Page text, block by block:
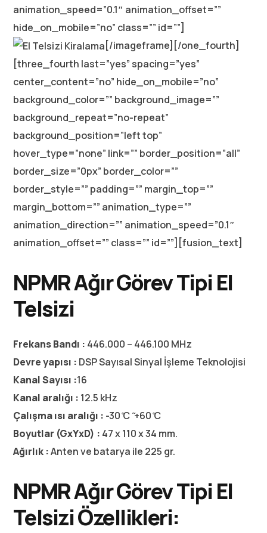
animation_speed=”0.1″ animation_offset=””
hide_on_mobile=”no” class=”” id=””]
[/imageframe][/one_fourth]
[three_fourth last=”yes” spacing=”yes”
center_content=”no” hide_on_mobile=”no”
background_color=”” background_image=””
background_repeat=”no-repeat”
background_position=”left top”
hover_type=”none” link=”” border_position=”all”
border_size=”0px” border_color=””
border_style=”” padding=”” margin_top=””
margin_bottom=”” animation_type=””
animation_direction=”” animation_speed=”0.1″
animation_offset=”” class=”” id=””][fusion_text]
NPMR Ağır Görev Tipi El
Telsizi
Frekans Bandı : 446.000 – 446.100 MHz
Devre yapısı : DSP Sayısal Sinyal İşleme Teknolojisi
Kanal Sayısı :16
Kanal aralığı : 12.5 kHz
Çalışma ısı aralığı : -30 ̊C ̃ +60 ̊C
Boyutlar (GxYxD) : 47 x 110 x 34 mm.
Ağırlık :Anten ve batarya ile 225 gr.
NPMR Ağır Görev Tipi El
Telsizi Özellikleri: